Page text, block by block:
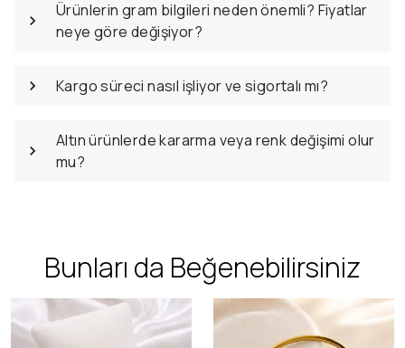
Ürünlerin gram bilgileri neden önemli? Fiyatlar
neye göre değişiyor?
Kargo süreci nasıl işliyor ve sigortalı mı?
Altın ürünlerde kararma veya renk değişimi olur
mu?
Bunları da Beğenebilirsiniz